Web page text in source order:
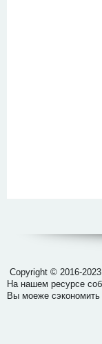
Отзывы о сайтах
Copyright © 2016-2023
На нашем ресурсе
Вы моеже сэкономить